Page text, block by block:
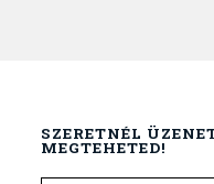
SZERETNÉL
MEGTEHETED!